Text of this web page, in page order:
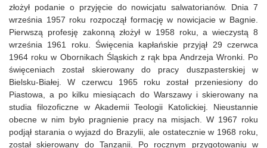
złożył podanie o przyjęcie do nowicjatu salwatorianów. Dnia 7
września 1957 roku rozpoczął formację w nowicjacie w Bagnie.
Pierwszą profesję zakonną złożył w 1958 roku, a wieczystą 8
września 1961 roku. Święcenia kapłańskie przyjął 29 czerwca
1964 roku w Obornikach Śląskich z rąk bpa Andrzeja Wronki. Po
święceniach został skierowany do pracy duszpasterskiej w
Bielsku-Białej. W czerwcu 1965 roku został przeniesiony do
Piastowa, a po kilku miesiącach do Warszawy i skierowany na
studia filozoficzne w Akademii Teologii Katolickiej. Nieustannie
obecne w nim było pragnienie pracy na misjach. W 1967 roku
podjął starania o wyjazd do Brazylii, ale ostatecznie w 1968 roku,
został skierowany do Tanzanii. Po rocznym przygotowaniu w